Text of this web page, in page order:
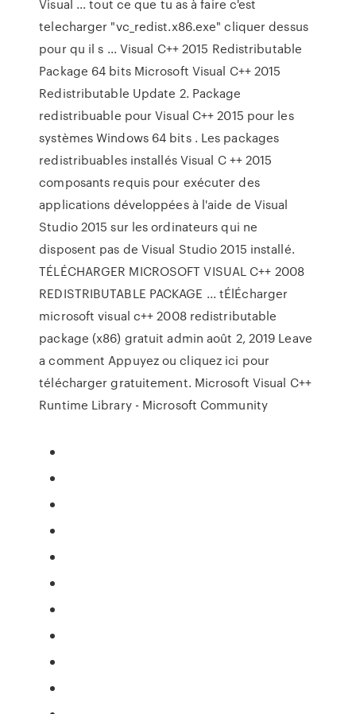
Visual ... tout ce que tu as à faire c'est
telecharger "vc_redist.x86.exe" cliquer dessus
pour qu il s ... Visual C++ 2015 Redistributable
Package 64 bits Microsoft Visual C++ 2015
Redistributable Update 2. Package
redistribuable pour Visual C++ 2015 pour les
systèmes Windows 64 bits . Les packages
redistribuables installés Visual C ++ 2015
composants requis pour exécuter des
applications développées à l'aide de Visual
Studio 2015 sur les ordinateurs qui ne
disposent pas de Visual Studio 2015 installé.
TÉLÉCHARGER MICROSOFT VISUAL C++ 2008
REDISTRIBUTABLE PACKAGE ... tÉlÉcharger
microsoft visual c++ 2008 redistributable
package (x86) gratuit admin août 2, 2019 Leave
a comment Appuyez ou cliquez ici pour
télécharger gratuitement. Microsoft Visual C++
Runtime Library - Microsoft Community